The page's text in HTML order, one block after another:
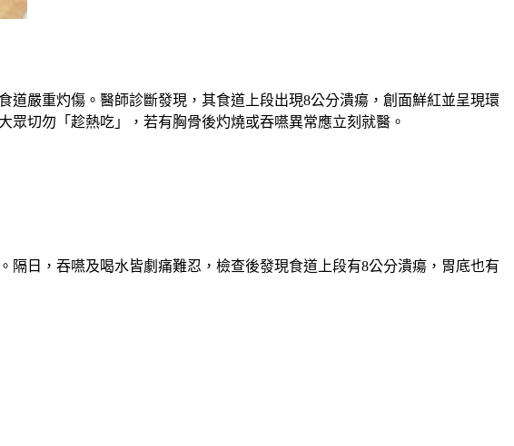
嚴重灼傷。醫師診斷發現，其食道上段出現8公分潰瘍，創面鮮紅並呈現環
切勿「趁熱吃」，若有胸骨後灼燒或吞嚥異常應立刻就醫。
日，吞嚥及喝水皆劇痛難忍，檢查後發現食道上段有8公分潰瘍，胃底也有